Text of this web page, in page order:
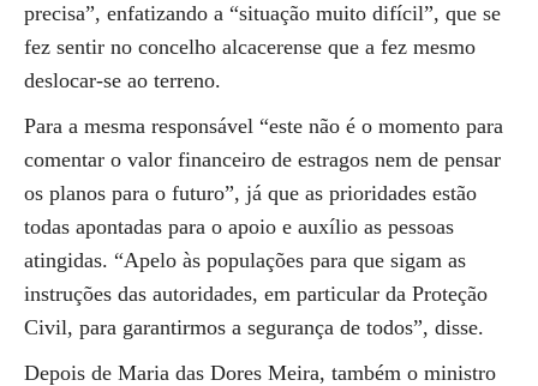
precisa”, enfatizando a “situação muito difícil”, que se
fez sentir no concelho alcacerense que a fez mesmo
deslocar-se ao terreno.
Para a mesma responsável “este não é o momento para
comentar o valor financeiro de estragos nem de pensar
os planos para o futuro”, já que as prioridades estão
todas apontadas para o apoio e auxílio as pessoas
atingidas. “Apelo às populações para que sigam as
instruções das autoridades, em particular da Proteção
Civil, para garantirmos a segurança de todos”, disse.
Depois de Maria das Dores Meira, também o ministro